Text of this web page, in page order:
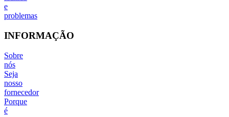
e
problemas
INFORMAÇÃO
Sobre
nós
Seja
nosso
fornecedor
Porque
é